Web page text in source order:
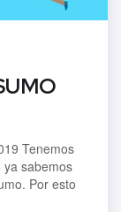
Tenemos
ya sabemos
Por esto